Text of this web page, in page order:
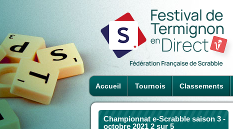
Accueil Tournois Classements
Championnat e-Scrabble saison 3 -
octobre 2021 2 sur 5